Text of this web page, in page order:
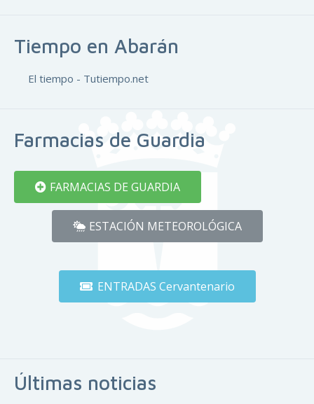
Tiempo en Abarán
El tiempo - Tutiempo.net
Farmacias de Guardia
FARMACIAS DE GUARDIA
ESTACIÓN METEOROLÓGICA
ENTRADAS Cervantenario
Últimas noticias